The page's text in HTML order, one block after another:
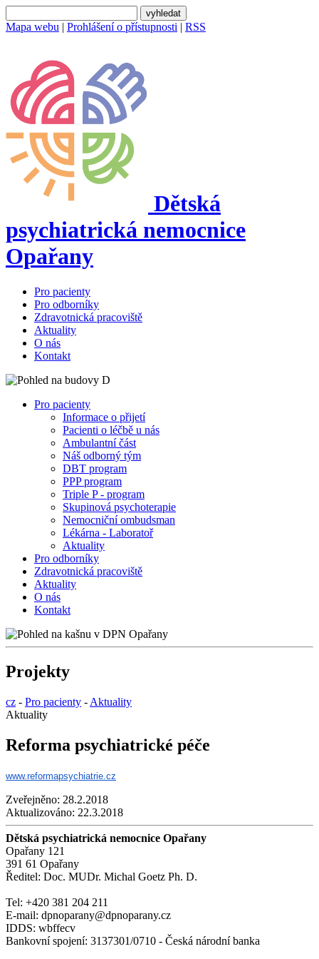
Mapa webu | Prohlášení o přístupnosti | RSS
Dětská
psychiatrická nemocnice
Opařany
Pro pacienty
Pro odborníky
Zdravotnická pracoviště
Aktuality
O nás
Kontakt
Pro pacienty
Informace o přijetí
Pacienti o léčbě u nás
Ambulantní část
Náš odborný tým
DBT program
PPP program
Triple P - program
Skupinová psychoterapie
Nemocniční ombudsman
Lékárna - Laboratoř
Aktuality
Pro odborníky
Zdravotnická pracoviště
Aktuality
O nás
Kontakt
Projekty
cz - Pro pacienty - Aktuality
Aktuality
Reforma psychiatrické péče
www.reformapsychiatrie.cz
Zveřejněno: 28.2.2018
Aktualizováno: 22.3.2018
Dětská psychiatrická nemocnice Opařany
Opařany 121
391 61 Opařany
Ředitel: Doc. MUDr. Michal Goetz Ph. D.
Tel: +420 381 204 211
E-mail: dpnoparany@dpnoparany.cz
IDDS: wbffecv
Bankovní spojení: 3137301/0710 - Česká národní banka